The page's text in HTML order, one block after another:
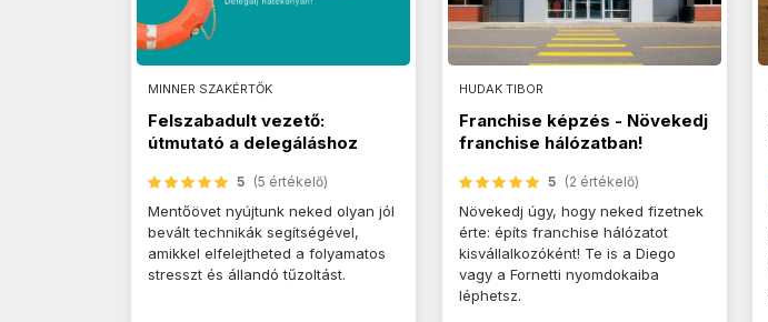
MINNER SZAKÉRTŐK
Felszabadult vezető:
útmutató a delegáláshoz
5 (5 értékelő)
Mentőövet nyújtunk neked olyan jól
bevált technikák segítségével,
amikkel elfelejtheted a folyamatos
stresszt és állandó tűzoltást.
HUDAK TIBOR
Franchise képzés - Növekedj
franchise hálózatban!
5 (2 értékelő)
Növekedj úgy, hogy neked fizetnek
érte: építs franchise hálózatot
kisvállalkozóként! Te is a Diego
vagy a Fornetti nyomdokaiba
léphetsz.